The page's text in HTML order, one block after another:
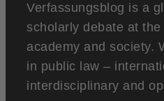
Verfassungsblog is a
scholarly debate at
academy and society.
in public law –
interdisciplinary and